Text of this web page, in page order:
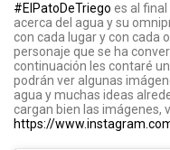
#ElPatoDeTriego es al
acerca del agua y su
con cada lugar y con cada
personaje que se ha
continuación les contaré
podrán ver algunas
agua y muchas ideas
cargan bien las imágenes,
https://